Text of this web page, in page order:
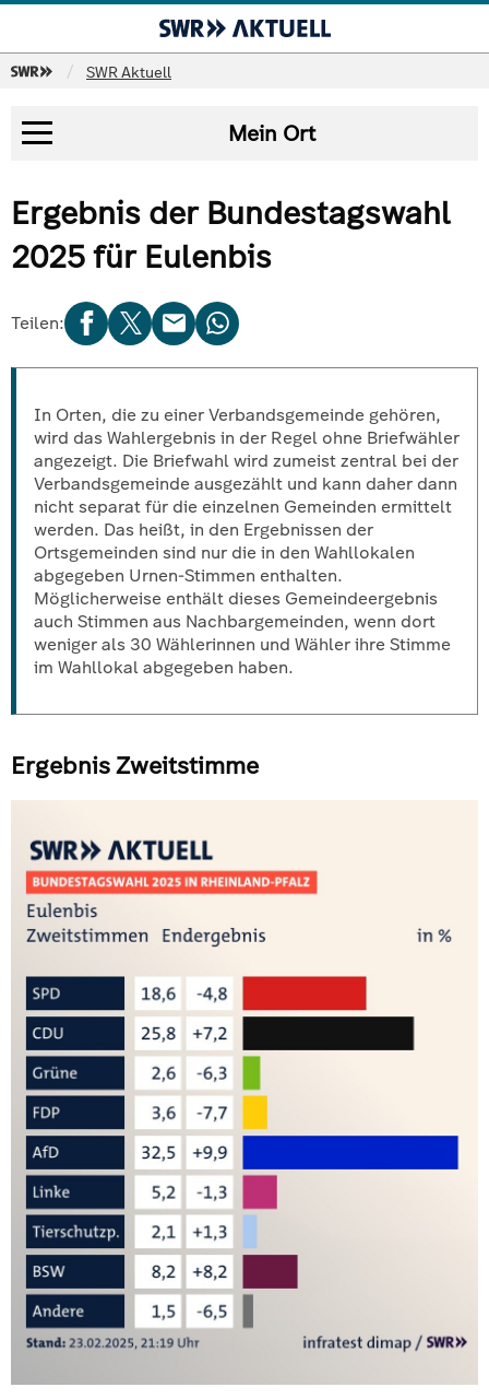
SWR SWR Aktuell
Mein Ort
Landesergebnis
Koalitionsrechner
Mein Ort
Analysen
Ergebnis der Bundestagswahl
2025 für Eulenbis
Teilen:
In Orten, die zu einer Verbandsgemeinde gehören,
wird das Wahlergebnis in der Regel ohne Briefwähler
angezeigt. Die Briefwahl wird zumeist zentral bei der
Verbandsgemeinde ausgezählt und kann daher dann
nicht separat für die einzelnen Gemeinden ermittelt
werden. Das heißt, in den Ergebnissen der
Ortsgemeinden sind nur die in den Wahllokalen
abgegeben Urnen-Stimmen enthalten.
Möglicherweise enthält dieses Gemeindeergebnis
auch Stimmen aus Nachbargemeinden, wenn dort
weniger als 30 Wählerinnen und Wähler ihre Stimme
im Wahllokal abgegeben haben.
Ergebnis Zweitstimme